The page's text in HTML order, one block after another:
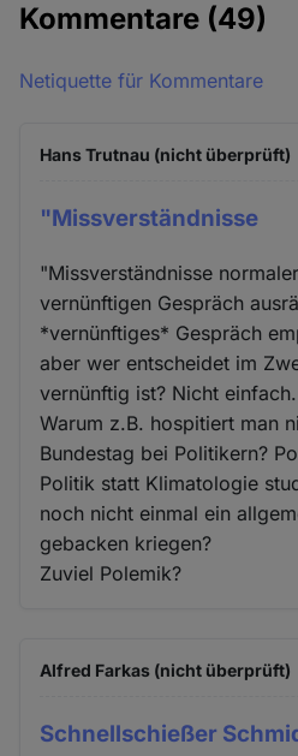
Kommentare (49)
Netiquette für Kommentare
Hans Trutnau (nicht überprüft)
"Missverständnisse
"Missverständnisse
vernünftigen Gespräch
*vernünftiges* Gespräch
aber wer entscheidet im
vernünftig ist? Nicht einfach.
Warum z.B. hospitiert man
Bundestag bei Politikern?
Politik statt Klimatologie
noch nicht einmal ein
gebacken kriegen?
Zuviel Polemik?
Alfred Farkas (nicht überprüft)
Schnellschießer